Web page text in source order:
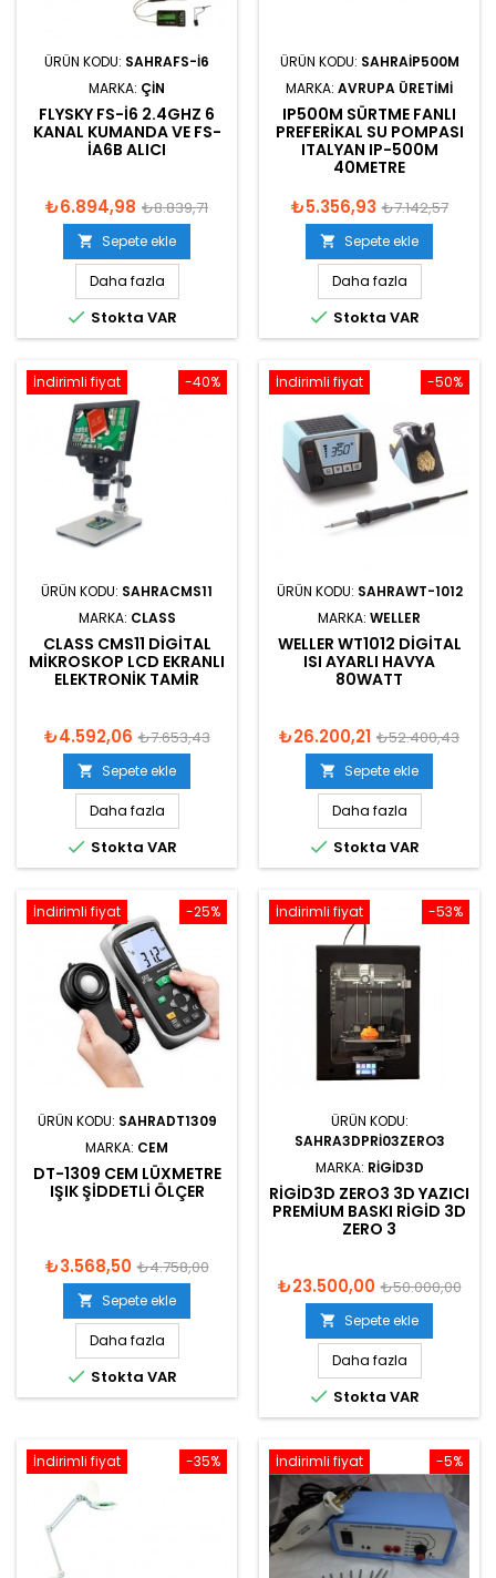
ÜRÜN KODU: SAHRAFS-I6
MARKA: ÇIN
FLYSKY FS-I6 2.4GHZ 6
KANAL KUMANDA VE FS-
IA6B ALICI
₺6.894,98 ₺8.839,71
 Sepete ekle
Daha fazla
 Stokta VAR
ÜRÜN KODU: SAHRAIP500M
MARKA: AVRUPA ÜRETIMI
IP500M SÜRTME FANLI
PREFERIKAL SU POMPASI
ITALYAN IP-500M
40METRE
₺5.356,93 ₺7.142,57
 Sepete ekle
Daha fazla
 Stokta VAR
-40%
İndirimli fiyat
ÜRÜN KODU: SAHRACMS11
MARKA: CLASS
CLASS CMS11 DIGITAL
MIKROSKOP LCD EKRANLI
ELEKTRONIK TAMIR
₺4.592,06 ₺7.653,43
 Sepete ekle
Daha fazla
 Stokta VAR
-50%
İndirimli fiyat
ÜRÜN KODU: SAHRAWT-1012
MARKA: WELLER
WELLER WT1012 DIGITAL
ISI AYARLI HAVYA
80WATT
₺26.200,21 ₺52.400,43
 Sepete ekle
Daha fazla
 Stokta VAR
-25%
İndirimli fiyat
ÜRÜN KODU: SAHRADT1309
MARKA: CEM
DT-1309 CEM LÜXMETRE
IŞIK ŞIDDETLI ÖLÇER
₺3.568,50 ₺4.758,00
 Sepete ekle
Daha fazla
 Stokta VAR
-53%
İndirimli fiyat
ÜRÜN KODU:
SAHRA3DPRI03ZERO3
MARKA: RIGID3D
RIGID3D ZERO3 3D YAZICI
PREMIUM BASKI RIGID 3D
ZERO 3
₺23.500,00 ₺50.000,00
 Sepete ekle
Daha fazla
 Stokta VAR
-35%
İndirimli fiyat -5%
İndirimli fiyat